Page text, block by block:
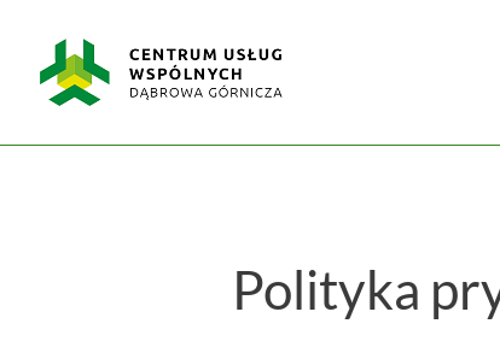
content
Centrum
Usług
Wspólnych
Górniczej
Polityka